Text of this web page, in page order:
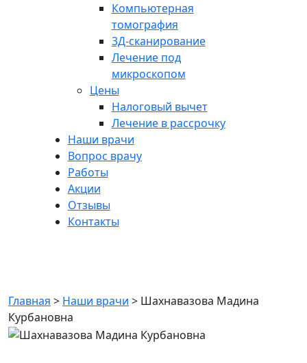
Компьютерная
томография
3Д-сканирование
Лечение под
микроскопом
Цены
Налоговый вычет
Лечение в рассрочку
Наши врачи
Вопрос врачу
Работы
Акции
Отзывы
Контакты
Главная > Наши врачи > Шахнавазова Мадина
Курбановна